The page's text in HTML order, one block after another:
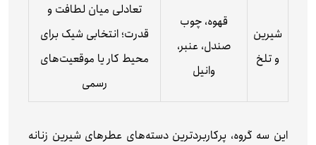
شیرین
و تلخ
قهوه، چوب
صندل، عنبر،
وانیل
تعادلی میان لطافت و
قدرت؛ انتخابی شیک برای
محیط کار یا موقعیت‌های
رسمی
این سه گروه، پرکاربردترین دسته‌های عطرهای شیرین زنانه